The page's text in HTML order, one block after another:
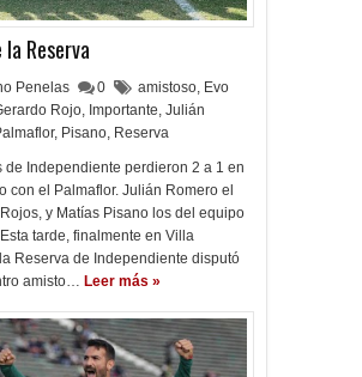
la Reserva
Penelas 0 amistoso, Evo
Rojo, Importante, Julián
, Pisano, Reserva
de Independiente perdieron 2 a 1 en
con el Palmaflor. Julián Romero el
y Matías Pisano los del equipo
tarde, finalmente en Villa
Reserva de Independiente disputó
amisto… Leer más »